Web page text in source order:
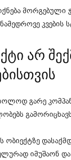
მორგებული
კვების
არ
გარე
ობიექტზე
იმუშაონ და